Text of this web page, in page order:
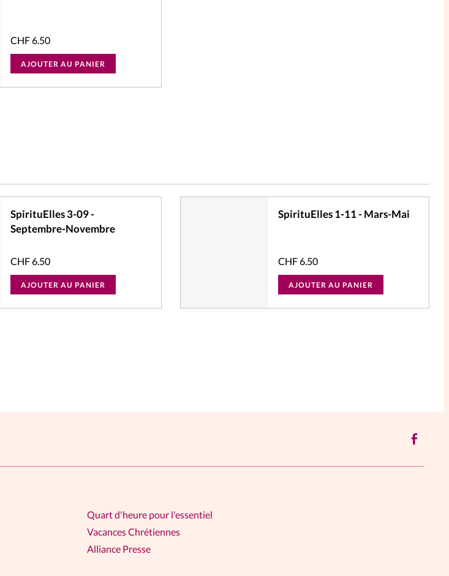
CHF6.50
AJOUTER AU PANIER
SpirituElles 3-09 -
Septembre-Novembre
CHF6.50
AJOUTER AU PANIER
SpirituElles 1-11 - Mars-Mai
CHF6.50
AJOUTER AU PANIER
Quart d'heure pour l'essentiel
Vacances Chrétiennes
Alliance Presse